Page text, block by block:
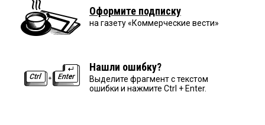
Оформите подписку
на газету «Коммерческие вести»
Нашли ошибку?
Выделите фрагмент с текстом
ошибки и нажмите Ctrl + Enter.